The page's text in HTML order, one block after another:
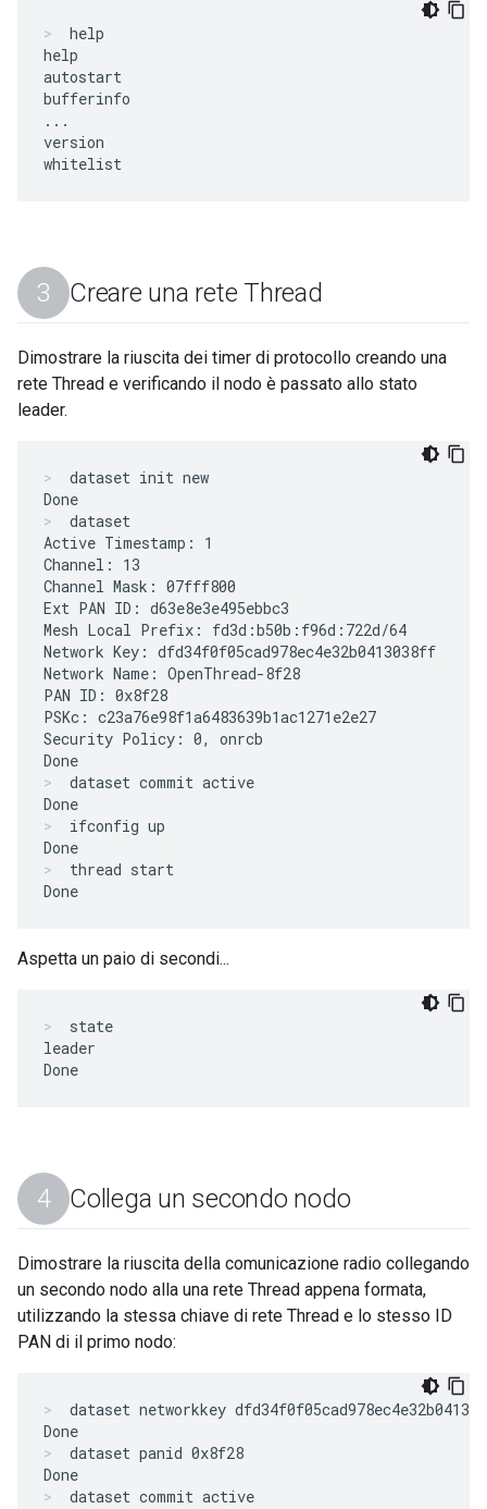
help
help
autostart
bufferinfo
...
version
Creare una rete Thread
Dimostrare la riuscita dei timer di protocollo creando una
rete Thread e verificando il nodo è passato allo stato
leader.
dataset init new
dataset
Active Timestamp: 1
Channel: 13
Channel Mask: 07fff800
Ext PAN ID: d63e8e3e495ebbc3
Mesh Local Prefix: fd3d:b50b:f96d:722d/64
Network Key: dfd34f0f05cad978ec4e32b0413038ff
Network Name: OpenThread-8f28
PAN ID: 0x8f28
PSKc: c23a76e98f1a6483639b1ac1271e2e27
Security Policy: 0, onrcb
dataset commit active
ifconfig up
thread start
Aspetta un paio di secondi...
state
leader
Collega un secondo nodo
Dimostrare la riuscita della comunicazione radio collegando
un secondo nodo alla una rete Thread appena formata,
utilizzando la stessa chiave di rete Thread e lo stesso ID
PAN di il primo nodo:
dataset networkkey
dataset panid 0x8f28
dataset commit active